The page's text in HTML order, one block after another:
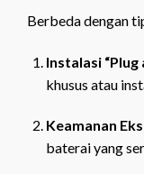
Berbeda dengan
Instalasi “Plug
khusus atau
Keamanan
baterai yang